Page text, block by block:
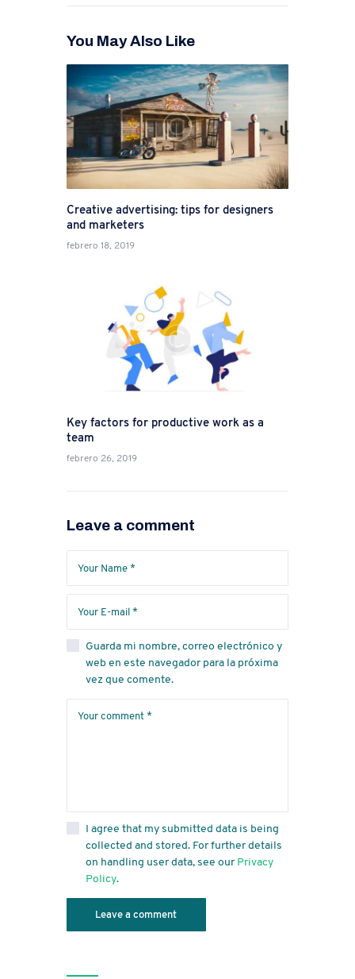
You May Also Like
Creative advertising: tips for designers
and marketers
febrero 18, 2019
Key factors for productive work as a
team
febrero 26, 2019
Leave a comment
Guarda mi nombre, correo electrónico y
web en este navegador para la próxima
vez que comente.
I agree that my submitted data is being
collected and stored. For further details
on handling user data, see ourPrivacy
Policy.